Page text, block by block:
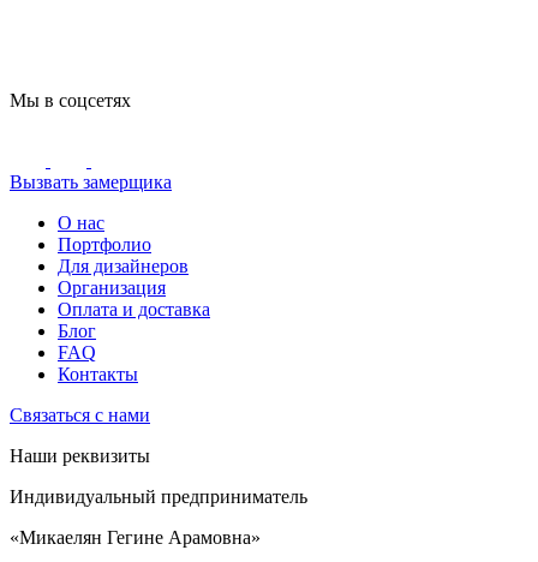
Мы в соцсетях
Вызвать замерщика
О нас
Портфолио
Для дизайнеров
Организация
Оплата и доставка
Блог
FAQ
Контакты
Связаться с нами
Наши реквизиты
Индивидуальный предприниматель
«Микаелян Гегине Арамовна»